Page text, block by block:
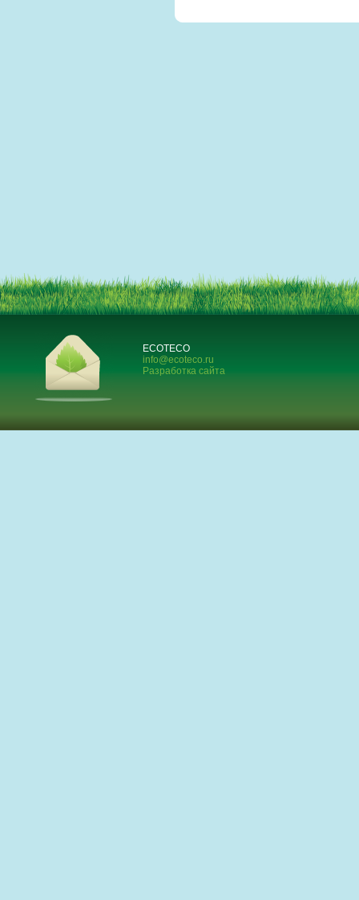
ECOTECO
info@ecoteco.ru
Разработка сайта